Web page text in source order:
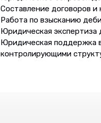
Составление договоров
Работа по взысканию
Юридическая экспертиза
Юридическая поддержка
контролирующими